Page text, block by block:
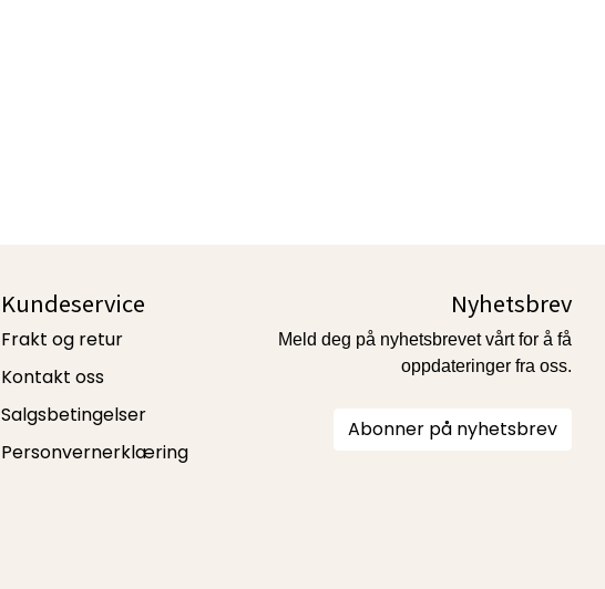
Kundeservice
Frakt og retur
Kontakt oss
Salgsbetingelser
Personvernerklæring
Nyhetsbrev
Meld deg på nyhetsbrevet vårt for å få
oppdateringer fra oss.
Abonner på nyhetsbrev